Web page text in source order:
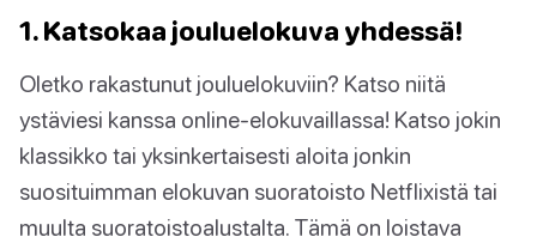
1. Katsokaa jouluelokuva yhdessä!
Oletko rakastunut jouluelokuviin? Katso niitä
ystäviesi kanssa online-elokuvaillassa! Katso jokin
klassikko tai yksinkertaisesti aloita jonkin
suosituimman elokuvan suoratoisto Netflixistä tai
muulta suoratoistoalustalta. Tämä on loistava